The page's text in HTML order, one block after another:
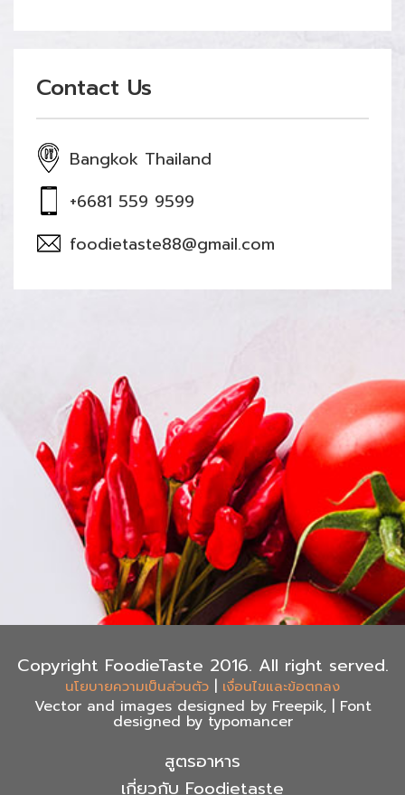
Contact Us
Bangkok Thailand
+6681 559 9599
foodietaste88@gmail.com
Copyright FoodieTaste 2016. All right served.
นโยบายความเป็นส่วนตัว | เงื่อนไขและข้อตกลง
Vector and images designed by Freepik, | Font
designed by typomancer
สูตรอาหาร
เกี่ยวกับ Foodietaste